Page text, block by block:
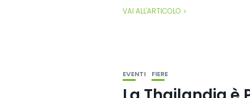
VAI ALL'ARTICOLO
EVENTI FIERE